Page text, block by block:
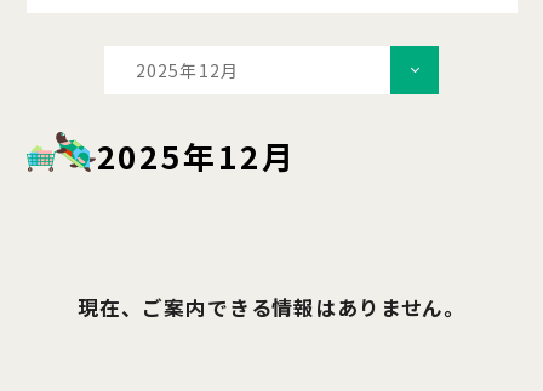
2025年12月
2025年12月
現在、ご案内できる情報はありません。